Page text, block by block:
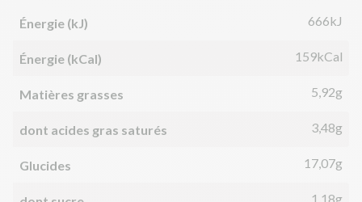
Énergie (kJ) 666kJ
Énergie (kCal) 159kCal
Matières grasses 5,92g
dont acides gras saturés 3,48g
Glucides 17,07g
1,18g